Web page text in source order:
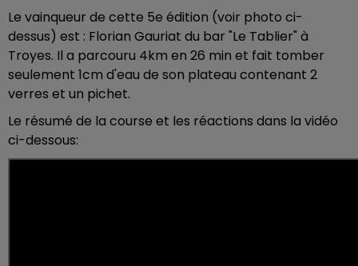
Le vainqueur de cette 5e édition (voir photo ci-
dessus) est : Florian Gauriat du bar "Le Tablier" à
Troyes. Il a parcouru 4km en 26 min et fait tomber
seulement 1cm d'eau de son plateau contenant 2
verres et un pichet.
Le résumé de la course et les réactions dans la vidéo
ci-dessous: